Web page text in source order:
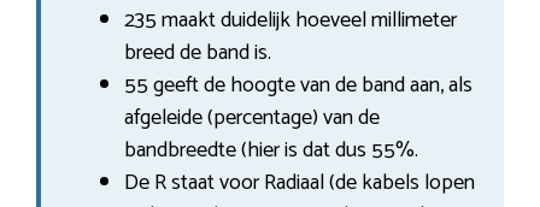
235 maakt duidelijk hoeveel millimeter
breed de band is.
55 geeft de hoogte van de band aan, als
afgeleide (percentage) van de
bandbreedte (hier is dat dus 55%.
De R staat voor Radiaal (de kabels lopen